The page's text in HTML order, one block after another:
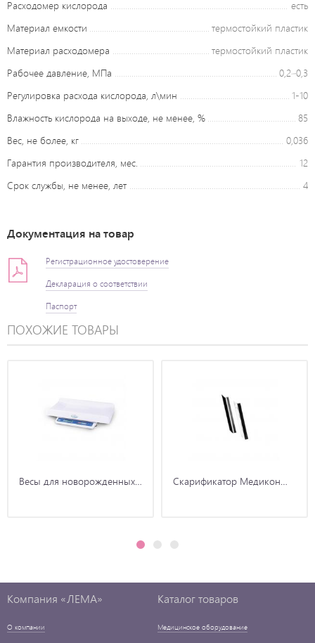
Расходомер кислорода
есть
Материал емкости
термостойкий пластик
Материал расходомера
термостойкий пластик
Рабочее давление, МПа
0,2–0,3
Регулировка расхода кислорода, л\мин
1-10
Влажность кислорода на выходе, не менее, %
85
Вес, не более, кг
0,036
Гарантия производителя, мес.
12
Срок службы, не менее, лет
4
Документация на товар
Регистрационное удостоверение
Декларация о соответствии
Паспорт
ПОХОЖИЕ ТОВАРЫ
Весы для новорожденных… Скарификатор Медикон…
Компания «ЛЕМА»
О компании
Каталог товаров
Медицинское оборудование